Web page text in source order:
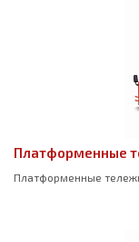
Платформенные
Платформенные